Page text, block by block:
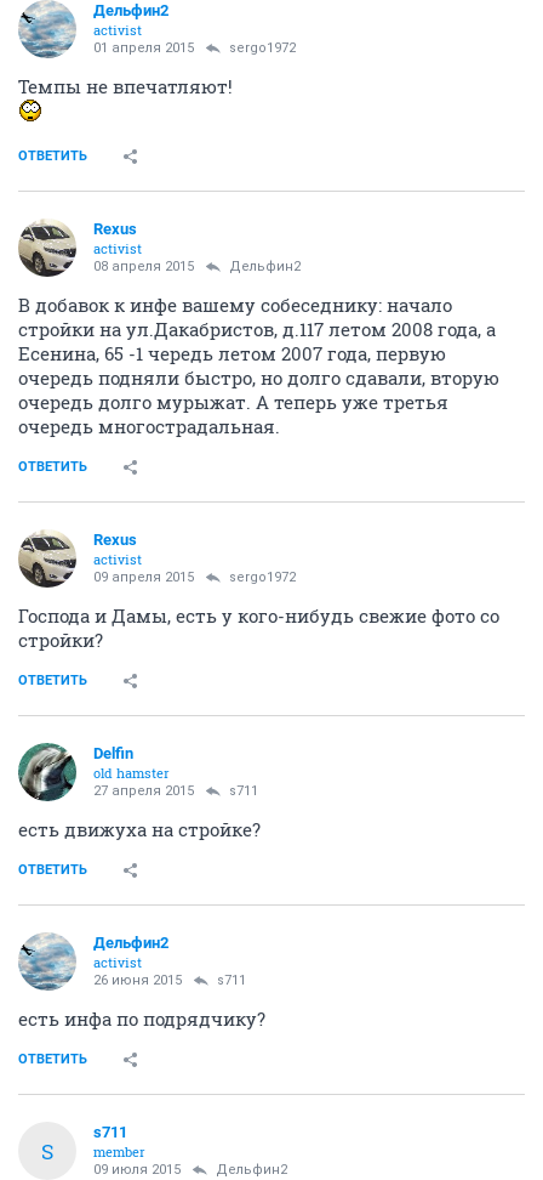
Дельфин2
activist
01 апреля 2015 sergo1972
Темпы не впечатляют!
ОТВЕТИТЬ
Rexus
activist
08 апреля 2015 Дельфин2
В добавок к инфе вашему собеседнику: начало
стройки на ул.Дакабристов, д.117 летом 2008 года, а
Есенина, 65 -1 чередь летом 2007 года, первую
очередь подняли быстро, но долго сдавали, вторую
очередь долго мурыжат. А теперь уже третья
очередь многострадальная.
ОТВЕТИТЬ
Rexus
activist
09 апреля 2015 sergo1972
Господа и Дамы, есть у кого-нибудь свежие фото со
стройки?
ОТВЕТИТЬ
Delfin
old hamster
27 апреля 2015 s711
есть движуха на стройке?
ОТВЕТИТЬ
Дельфин2
activist
26 июня 2015 s711
есть инфа по подрядчику?
ОТВЕТИТЬ
S
s711
member
09 июля 2015 Дельфин2